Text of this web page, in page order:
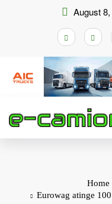
August
Home
Eurowag atinge